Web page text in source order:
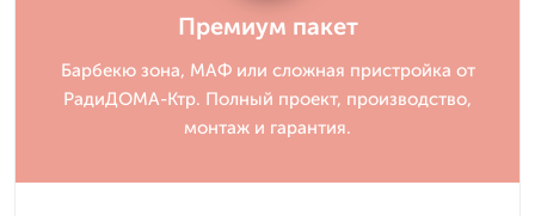
Премиум пакет
Барбекю зона, МАФ или сложная пристройка от
РадиДОМА-Ктр. Полный проект, производство,
монтаж и гарантия.